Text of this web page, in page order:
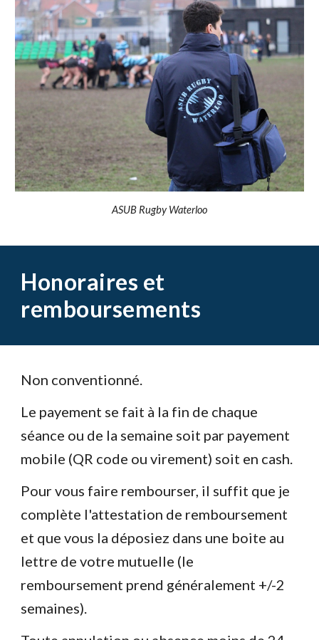
ASUB Rugby Waterloo
Honoraires et
remboursements
Non conventionné.
Le payement se fait à la fin de chaque
séance ou de la semaine soit par payement
mobile (QR code ou virement) soit en cash.
Pour vous faire rembourser, il suffit que je
complète l'attestation de remboursement
et que vous la déposiez dans une boite au
lettre de votre mutuelle (le
remboursement prend généralement +/-2
semaines).